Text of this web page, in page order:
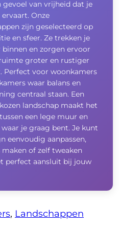
gevoel van vrijheid dat je
Onze
zijn geselecteerd op
en sfeer. Ze trekken je
binnen en zorgen ervoor
groter en rustiger
Perfect voor woonkamers
waar balans en
centraal staan. Een
landschap maakt het
een lege muur en
je graag bent. Je kunt
eenvoudig aanpassen,
of zelf tweaken
perfect aansluit bij jouw
, Landschappen